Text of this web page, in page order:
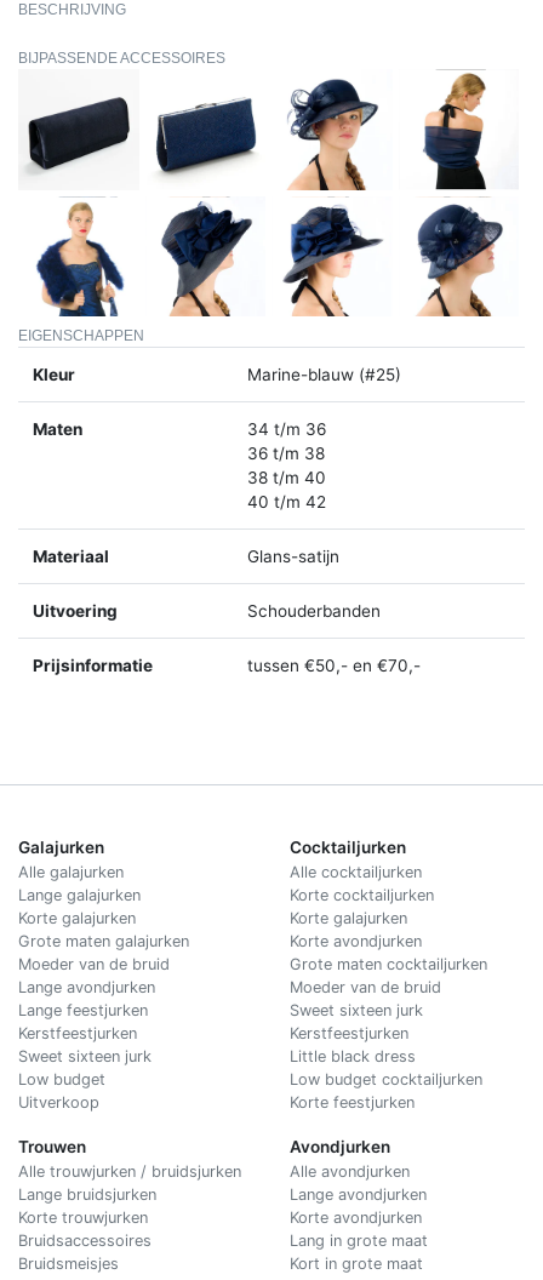
BESCHRIJVING
BIJPASSENDE ACCESSOIRES
EIGENSCHAPPEN
Kleur Marine-blauw (#25)
Maten
34 t/m 36
36 t/m 38
38 t/m 40
40 t/m 42
Materiaal Glans-satijn
Uitvoering Schouderbanden
Prijsinformatie tussen €50,- en €70,-
Galajurken
Alle galajurken
Lange galajurken
Korte galajurken
Grote maten galajurken
Moeder van de bruid
Lange avondjurken
Lange feestjurken
Kerstfeestjurken
Sweet sixteen jurk
Low budget
Uitverkoop
Trouwen
Alle trouwjurken / bruidsjurken
Lange bruidsjurken
Korte trouwjurken
Bruidsaccessoires
Bruidsmeisjes
Cocktailjurken
Alle cocktailjurken
Korte cocktailjurken
Korte galajurken
Korte avondjurken
Grote maten cocktailjurken
Moeder van de bruid
Sweet sixteen jurk
Kerstfeestjurken
Little black dress
Low budget cocktailjurken
Korte feestjurken
Avondjurken
Alle avondjurken
Lange avondjurken
Korte avondjurken
Lang in grote maat
Kort in grote maat